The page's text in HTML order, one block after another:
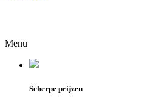
Menu
Scherpe prijzen